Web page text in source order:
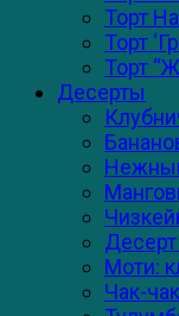
Торт
Торт
Торт
Десерты
Моти:
Чак-